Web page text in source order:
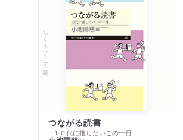
ちくまプリマー新書
つながる読書
─１０代に推したいこの一冊